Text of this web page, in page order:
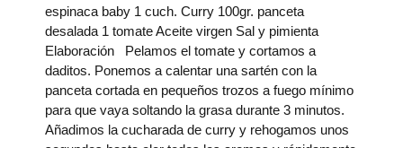
espinaca baby 1 cuch. Curry 100gr. panceta
desalada 1 tomate Aceite virgen Sal y pimienta
Elaboración Pelamos el tomate y cortamos a
daditos. Ponemos a calentar una sartén con la
panceta cortada en pequeños trozos a fuego mínimo
para que vaya soltando la grasa durante 3 minutos.
Añadimos la cucharada de curry y rehogamos unos